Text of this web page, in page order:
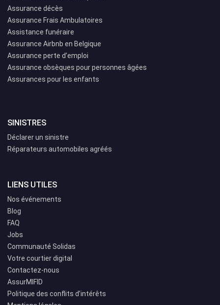
Assurance décès
Assurance Frais Ambulatoires
Assistance funéraire
Assurance Airbnb en Belgique
Assurance perte d’emploi
Assurance obsèques pour personnes âgées
Assurances pour les enfants
SINISTRES
Déclarer un sinistre
Réparateurs automobiles agréés
LIENS UTILES
Nos événements
Blog
FAQ
Jobs
Communauté Solidas
Votre courtier digital
Contactez-nous
AssurMIFID
Politique des conflits d’intérêts